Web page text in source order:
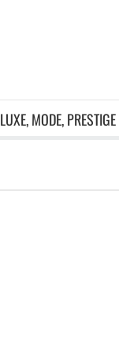
LUXE, MODE, PRESTIGE